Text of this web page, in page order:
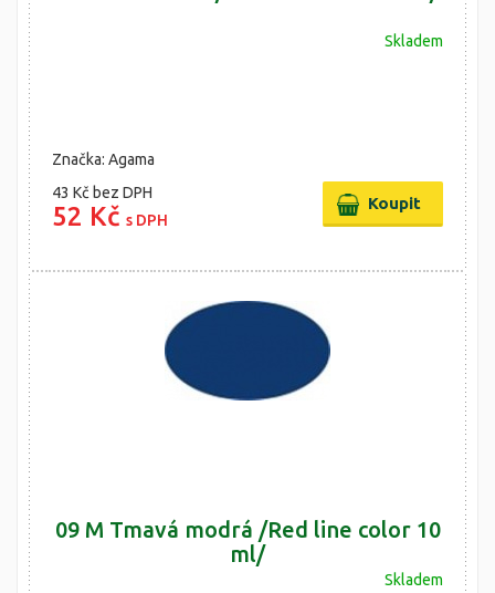
Skladem
Značka: Agama
43 Kč bez DPH
52 Kč s DPH
09 M Tmavá modrá /Red line color 10
ml/
Skladem